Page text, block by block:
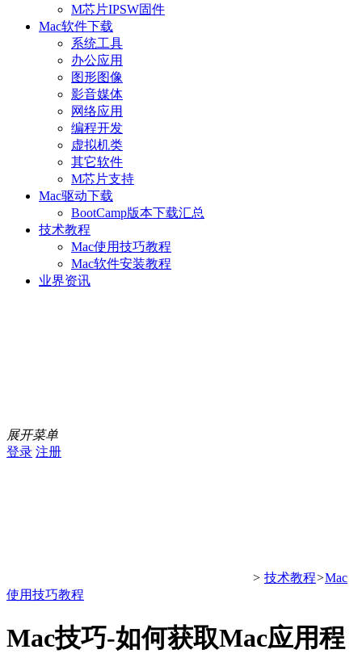
M芯片IPSW固件
Mac软件下载
系统工具
办公应用
图形图像
影音媒体
网络应用
编程开发
虚拟机类
其它软件
M芯片支持
Mac驱动下载
BootCamp版本下载汇总
技术教程
Mac使用技巧教程
Mac软件安装教程
业界资讯
展开菜单
登录 注册
> 技术教程>Mac
使用技巧教程
Mac技巧-如何获取Mac应用程